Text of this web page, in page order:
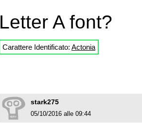
Letter A font?
Carattere Identificato: Actonia
stark275
05/10/2016 alle 09:44